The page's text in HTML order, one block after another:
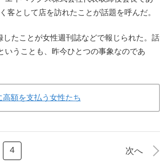
客として店を訪れたことが話題を呼んだ。
たことが女性週刊誌などで報じられた。話
いうことも、昨今ひとつの事象なのであ
高額を支払う女性たち
4 次へ